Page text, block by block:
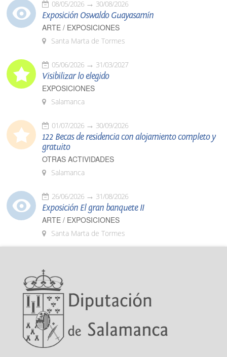
08/05/2026 30/08/2026
Exposición Oswaldo Guayasamín
ARTE / EXPOSICIONES
Santa Marta de Tormes
05/06/2026 31/03/2027
Visibilizar lo elegido
EXPOSICIONES
Salamanca
01/07/2026 30/09/2026
122 Becas de residencia con alojamiento completo y
gratuito
OTRAS ACTIVIDADES
Salamanca
26/06/2026 31/08/2026
Exposición El gran banquete II
ARTE / EXPOSICIONES
Santa Marta de Tormes